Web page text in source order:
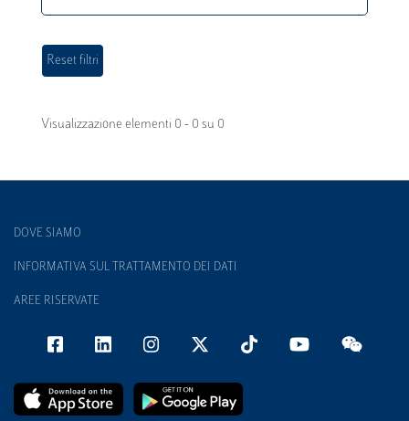
Visualizzazione elementi 0 - 0 su 0
DOVE SIAMO
INFORMATIVA SUL TRATTAMENTO DEI DATI
AREE RISERVATE